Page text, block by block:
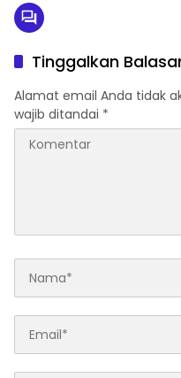
Tinggalkan
Alamat email Anda tidak
wajib ditandai *